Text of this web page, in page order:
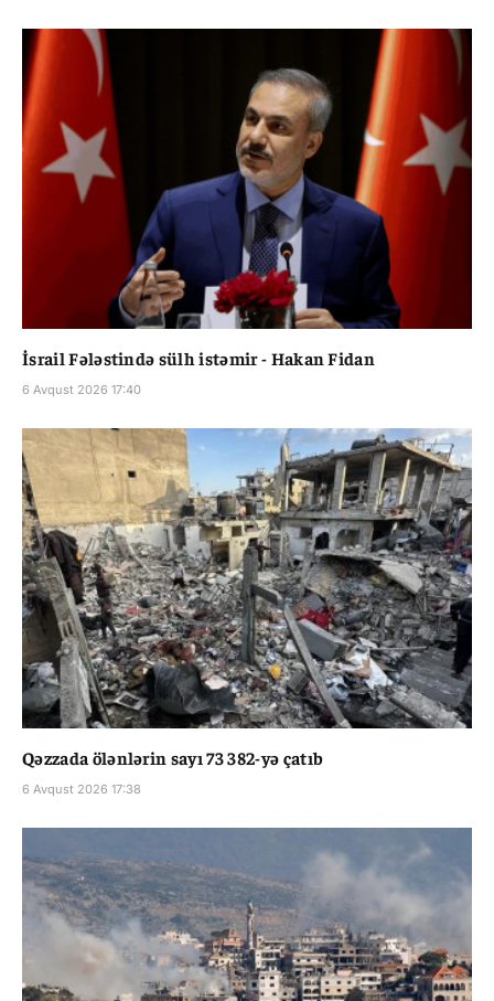
İsrail Fələstində sülh istəmir - Hakan Fidan
6 Avqust 2026 17:40
Qəzzada ölənlərin sayı 73 382-yə çatıb
6 Avqust 2026 17:38